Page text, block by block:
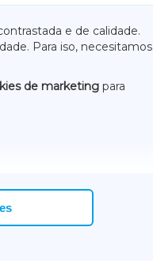
e de calidade.
Para iso, necesitamos
de marketing para